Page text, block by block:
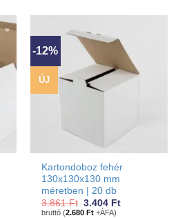
-12%
ÚJ
Kartondoboz fehér
130x130x130 mm
méretben | 20 db
3.861Ft Original
price
3.404 FtCurrent
bruttó (2.680Ft +ÁFA)